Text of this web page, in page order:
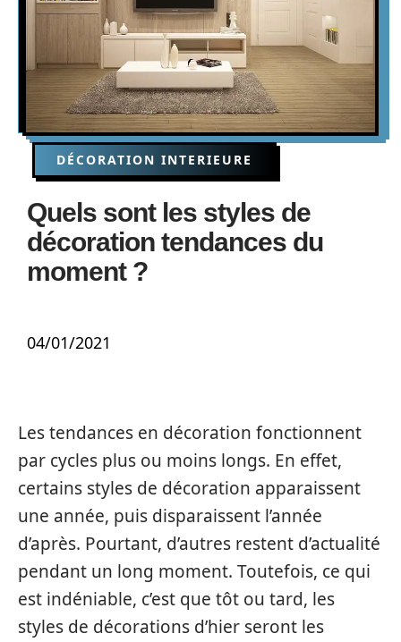
DÉCORATION INTERIEURE
Quels sont les styles de
décoration tendances du
moment ?
04/01/2021
Les tendances en décoration fonctionnent
par cycles plus ou moins longs. En effet,
certains styles de décoration apparaissent
une année, puis disparaissent l’année
d’après. Pourtant, d’autres restent d’actualité
pendant un long moment. Toutefois, ce qui
est indéniable, c’est que tôt ou tard, les
styles de décorations d’hier seront les